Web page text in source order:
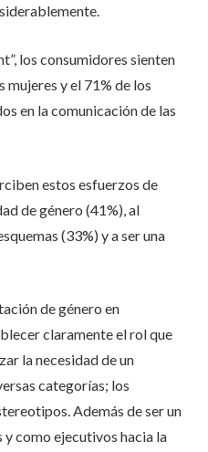
los consumidores sienten
mujeres y el 71% de los
en la comunicación de las
estos esfuerzos de
de género (41%), al
(33%) y a ser una
de género en
claramente el rol que
la necesidad de un
categorías; los
Además de ser un
como ejecutivos hacia la